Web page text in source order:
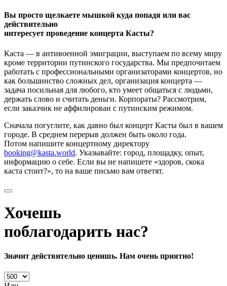
Вы просто щелкаете мышкой куда попадя или вас
действительно
интересует проведение концерта Касты?
Каста — в антивоенной эмиграции, выступаем по всему миру
кроме территории путинского государства. Мы предпочитаем
работать с профессиональными организаторами концертов, но
как большинство сложных дел, организация концерта —
задача посильная для любого, кто умеет общаться с людьми,
держать слово и считать деньги. Корпораты? Рассмотрим,
если заказчик не аффилирован с путинским режимом.
Сначала погуглите, как давно был концерт Касты был в вашем
городе. В среднем перерыв должен быть около года.
Потом напишите концертному директору
booking@kasta.world. Указывайте: город, площадку, опыт,
информацию о себе. Если вы не напишете «здоров, скока
каста стоит?», то на ваше письмо вам ответят.
Хочешь
поблагодарить нас?
Значит действительно ценишь. Нам очень приятно!